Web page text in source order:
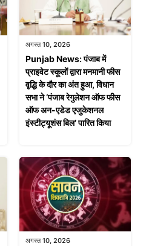
अगस्त 10, 2026
Punjab News: पंजाब में
प्राइवेट स्कूलों द्वारा मनमानी फीस
वृद्धि के दौर का अंत हुआ, विधान
सभा ने ‘पंजाब रेगुलेशन ऑफ फीस
ऑफ अन-एडेड एजुकेशनल
इंस्टीट्यूशंस बिल’ पारित किया
अगस्त 10, 2026